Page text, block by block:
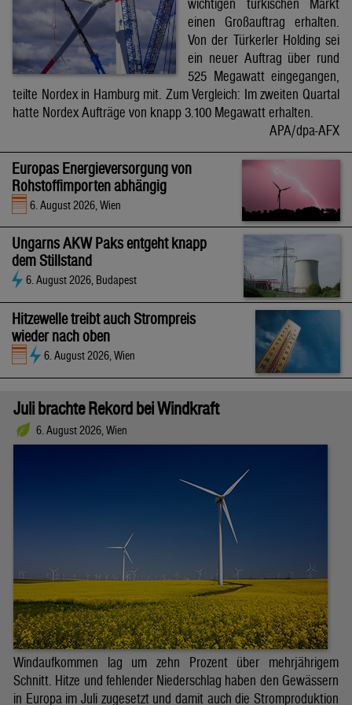
wichtigen türkischen Markt
einen Großauftrag erhalten.
Von der Türkerler Holding sei
ein neuer Auftrag über rund
525 Megawatt eingegangen,
teilte Nordex in Hamburg mit. Zum Vergleich: Im zweiten Quartal
hatte Nordex Aufträge von knapp 3.100 Megawatt erhalten.
APA/dpa-AFX
Europas Energieversorgung von
Rohstoffimporten abhängig
6. August 2026, Wien
Ungarns AKW Paks entgeht knapp
dem Stillstand
6. August 2026, Budapest
Hitzewelle treibt auch Strompreis
wieder nach oben
6. August 2026, Wien
Juli brachte Rekord bei Windkraft
6. August 2026, Wien
Windaufkommen lag um zehn Prozent über mehrjährigem
Schnitt. Hitze und fehlender Niederschlag haben den Gewässern
in Europa im Juli zugesetzt und damit auch die Stromproduktion